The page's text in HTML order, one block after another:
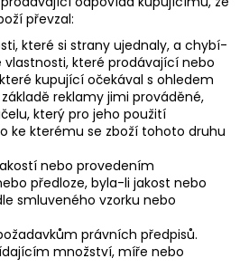
převzal:
které si strany ujednaly, a chybí-
které prodávající nebo
kupující očekával s ohledem
reklamy jimi prováděné,
který pro jeho použití
ke kterému se zboží tohoto druhu
nebo provedením
předloze, byla-li jakost nebo
smluveného vzorku nebo
právních předpisů.
množství, míře nebo